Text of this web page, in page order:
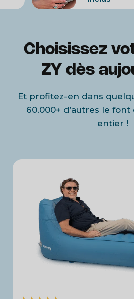
équipé d'une boucle
Choisissez
ZY dès
Et profitez-en dans
60.000+ d’autres le
entier !